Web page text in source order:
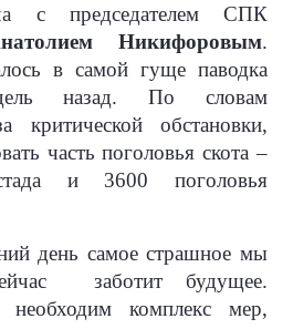
с председателем СПК
Никифоровым.
в самой гуще паводка
назад. По словам
критической обстановки,
часть поголовья скота –
и 3600 поголовья
день самое страшное мы
заботит будущее.
комплекс мер,